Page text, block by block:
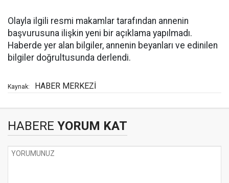
Olayla ilgili resmi makamlar tarafından annenin
başvurusuna ilişkin yeni bir açıklama yapılmadı.
Haberde yer alan bilgiler, annenin beyanları ve edinilen
bilgiler doğrultusunda derlendi.
Kaynak: HABER MERKEZİ
HABERE YORUM KAT